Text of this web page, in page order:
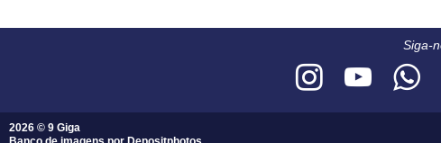
Siga-
2026 © 9 Giga